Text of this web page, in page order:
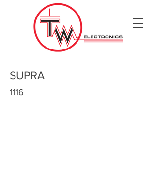
SUPRA
1116